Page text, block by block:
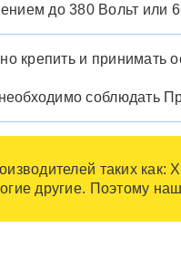
до 380 Вольт или
крепить и принимать
соблюдать
таких как:
другие. Поэтому